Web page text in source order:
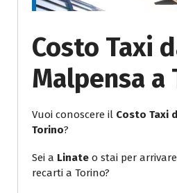
Costo Taxi
Malpensa a
Vuoi conoscere il Costo Taxi
Torino?
Sei a Linate o stai per
recarti a Torino?